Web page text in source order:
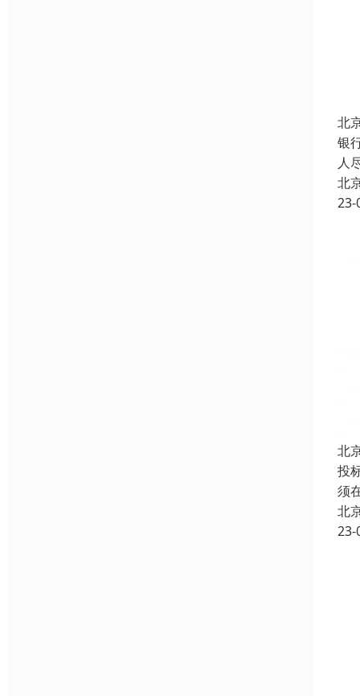
北
银
人
北
23-
北
投
须
北
23-